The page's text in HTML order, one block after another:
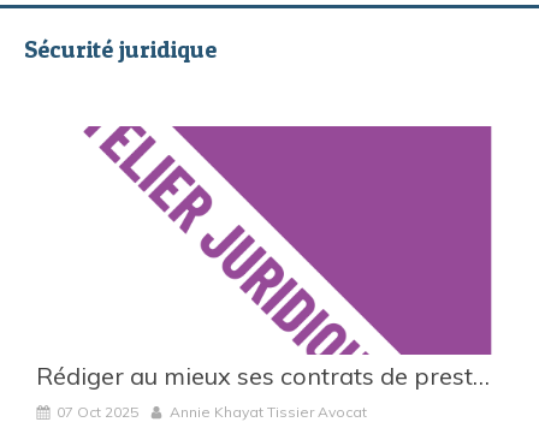
Sécurité juridique
Rédiger au mieux ses contrats de prestations de services : les clés pour sécuriser vos relations B2B
07 Oct 2025
Annie Khayat Tissier Avocat